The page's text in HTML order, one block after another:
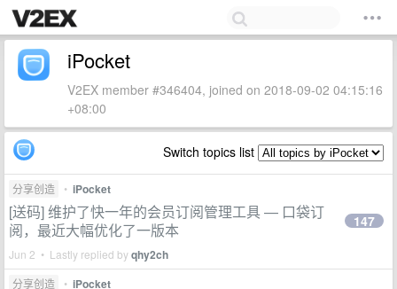
iPocket
V2EX member #346404, joined on 2018-09-02 04:15:16
+08:00
Switch topics list
分享创造 • iPocket
[送码] 维护了快一年的会员订阅管理工具 — 口袋订
阅，最近大幅优化了一版本
Jun 2 • Lastly replied byqhy2ch
147
分享创造 • iPocket